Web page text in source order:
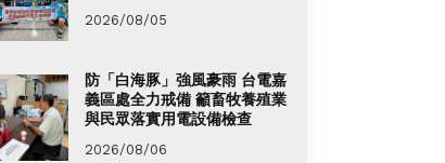
2026/08/05
防「白海豚」強風豪雨 台電嘉
義區處全力戒備 籲畜牧養殖業
與民眾落實用電設備檢查
2026/08/06